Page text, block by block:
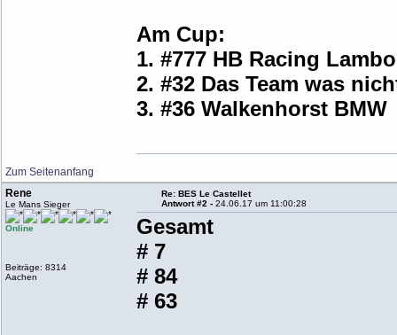
Am Cup:
1. #777 HB Racing
2. #32 Das Team was
3. #36 Walkenhorst BMW
Zum Seitenanfang
Rene
Le Mans Sieger
Online
Beiträge: 8314
Aachen
Re: BES Le Castellet
Antwort #2 -24.06.17 um 11:00:28
Gesamt
# 7
# 84
# 63